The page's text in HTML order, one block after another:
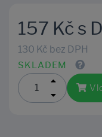
157 Kč s
130 Kč bez DPH
SKLADEM